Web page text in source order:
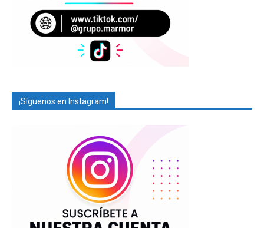
¡Síguenos en Instagram!